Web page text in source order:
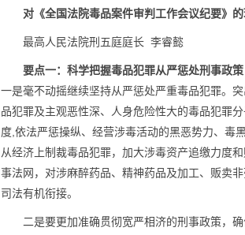
对《全国法院毒品案件审判工作会议纪要》
最高人民法院刑五庭庭长 李睿懿
要点一：科学把握毒品犯罪从严惩处刑事政策
一是毫不动摇继续坚持从严惩处严重毒品犯罪。
品犯罪及主观恶性深、人身危险性大的毒品犯罪
度,依法严惩操纵、经营涉毒活动的黑恶势力、毒
从经济上制裁毒品犯罪，加大涉毒资产追缴力度
事法网，对涉麻醉药品、精神药品及加工、贩卖
司法有机衔接。
二是要更加准确贯彻宽严相济的刑事政策，